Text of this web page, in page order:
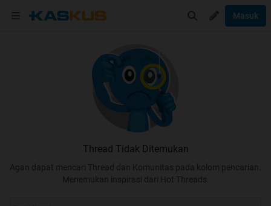
Masuk
Thread Tidak Ditemukan
Agan dapat mencari Thread dan Komunitas pada kolom pencarian.
Menemukan inspirasi dari Hot Threads.